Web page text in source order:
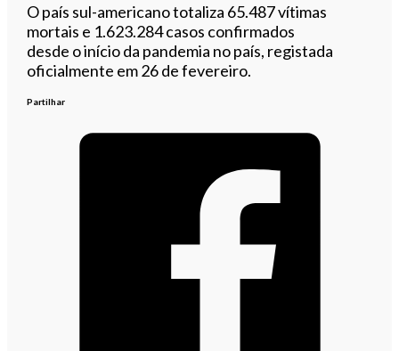
O país sul-americano totaliza 65.487 vítimas
mortais e 1.623.284 casos confirmados
desde o início da pandemia no país, registada
oficialmente em 26 de fevereiro.
Partilhar